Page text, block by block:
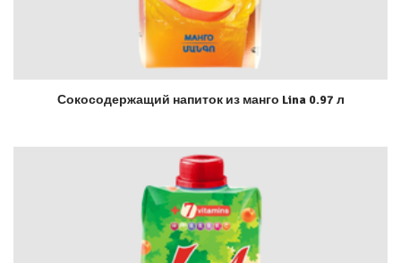
Сокосодержащий напиток из манго Lina 0.97 л